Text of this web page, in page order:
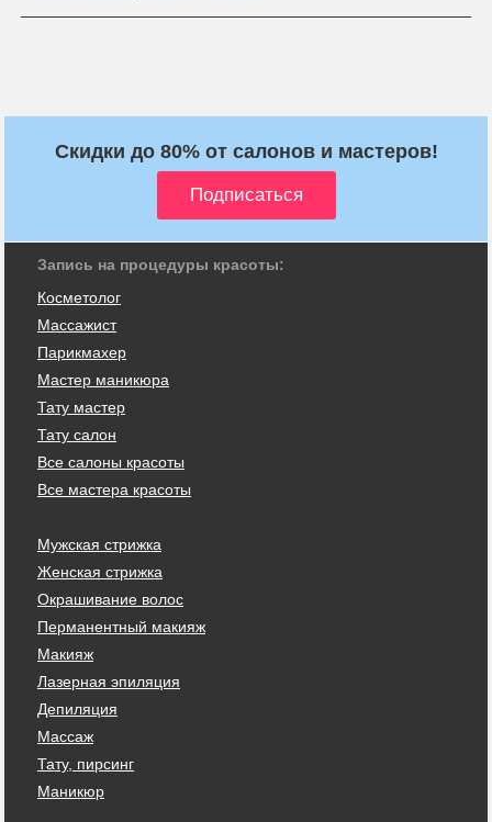
Скидки до 80% от салонов и мастеров!
Запись на процедуры красоты:
Косметолог
Массажист
Парикмахер
Мастер маникюра
Тату мастер
Тату салон
Все салоны красоты
Все мастера красоты
Мужская стрижка
Женская стрижка
Окрашивание волос
Перманентный макияж
Макияж
Лазерная эпиляция
Депиляция
Массаж
Тату, пирсинг
Маникюр